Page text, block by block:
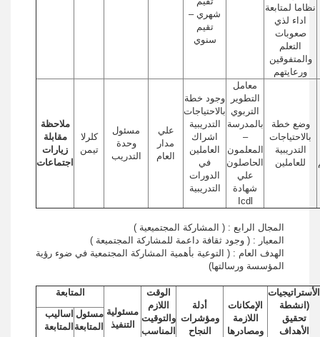
نظاما لمتابعة
اداء لذي
صعوبات
التعلم
والمتفوقين
ورعايتهم
شهري –
تقيم
سنوي
وضع خطة
بالاحتياجات
التدريبية
للعاملين
معامل
التطوير
التربوي
بالمدرسة
–
المعلمون
الحاصلون
علي
شهادة
Icdl
وجود خطة
بالاحتياجات
التدريبية
اشراك
العاملين
في
الدورات
التدريبية
علي
مدار
العام
مسئول
وحدة
التدريب
كلرلا
تيمن
ملاحظة
مقابلة
زيارات
اجتماعات
المجال الرابع : ( المشاركة المجتميعية )
المعيار : ( وجود ثقافة داعمة للمشاركة المجتميعة )
الهدف العام : ( التوعية بأهمية المشاركة المجتمعية في ضوء رؤية
المؤسسة ورسالتها)
الأستراتيجيات
(انشطة
تحقيق
الأهداف
الإمكانات
اللازمة
ومصادرها
أدلة
ومؤشرات
النجاح
الوقت
اللازم
والتوقيت
المناسب
مسئولية
التنفيذ
المتابعة
مسئول
المتابعة
اساليب
المتابعة